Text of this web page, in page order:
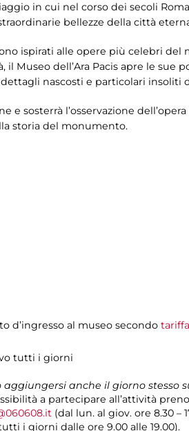
in cui nel corso dei secoli
bellezze della città
ispirati alle opere più celebri
Museo dell’Ara Pacis apre le sue
nascosti e particolari insoliti
e sosterrà l’osservazione
storia del monumento.
d’ingresso al museo secondo
tutti i giorni
anche il giorno stesso
a partecipare all’attività
(dal lun. al giov. ore 8.30 –
i giorni dalle ore 9.00 alle 19.00).